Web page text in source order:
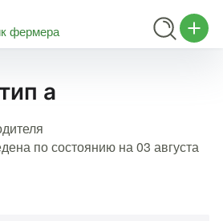
а
по состоянию на 03 августа